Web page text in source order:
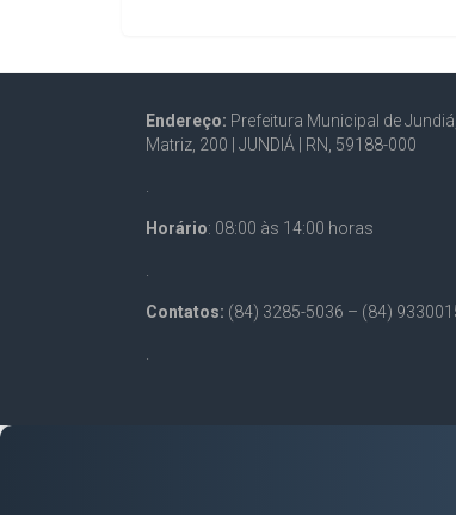
Endereço: Prefeitura Municipal de
Matriz, 200 |
JUNDIÁ | RN, 59188-000
Horário: 08:00 às 14:00 horas
Contatos: (84) 3285-5036 – (84)